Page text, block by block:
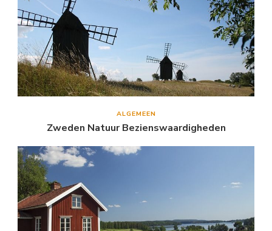
ALGEMEEN
Zweden Natuur Bezienswaardigheden